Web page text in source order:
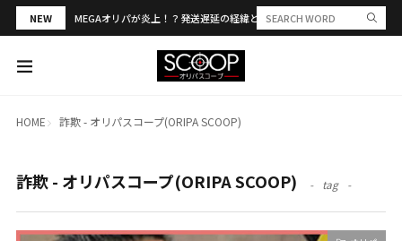
NEW MEGAオリパが炎上！？発送遅延の経緯と評判・当選報告を解説
HOME 詐欺 - オリパスコープ(ORIPA SCOOP)
詐欺 - オリパスコープ(ORIPA SCOOP) tag